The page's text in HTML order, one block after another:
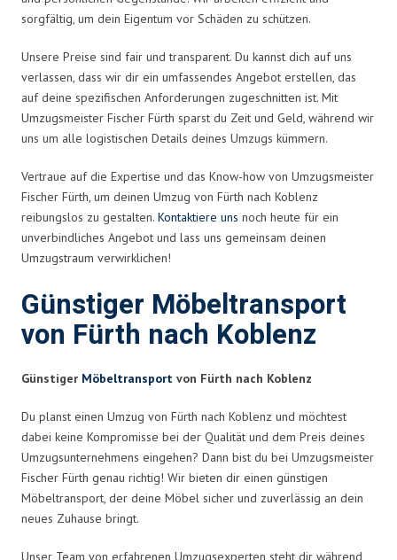
sorgfältig, um dein Eigentum vor Schäden zu schützen.
Unsere Preise sind fair und transparent. Du kannst dich auf uns
verlassen, dass wir dir ein umfassendes Angebot erstellen, das
auf deine spezifischen Anforderungen zugeschnitten ist. Mit
Umzugsmeister Fischer Fürth sparst du Zeit und Geld, während wir
uns um alle logistischen Details deines Umzugs kümmern.
Vertraue auf die Expertise und das Know-how von Umzugsmeister
Fischer Fürth, um deinen Umzug von Fürth nach Koblenz
reibungslos zu gestalten. Kontaktiere uns noch heute für ein
unverbindliches Angebot und lass uns gemeinsam deinen
Umzugstraum verwirklichen!
Günstiger Möbeltransport
von Fürth nach Koblenz
Günstiger Möbeltransport von Fürth nach Koblenz
Du planst einen Umzug von Fürth nach Koblenz und möchtest
dabei keine Kompromisse bei der Qualität und dem Preis deines
Umzugsunternehmens eingehen? Dann bist du bei Umzugsmeister
Fischer Fürth genau richtig! Wir bieten dir einen günstigen
Möbeltransport, der deine Möbel sicher und zuverlässig an dein
neues Zuhause bringt.
Unser Team von erfahrenen Umzugsexperten steht dir während